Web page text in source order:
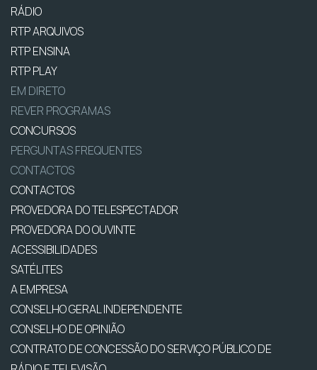
RÁDIO
RTP ARQUIVOS
RTP ENSINA
RTP PLAY
EM DIRETO
REVER PROGRAMAS
CONCURSOS
PERGUNTAS FREQUENTES
CONTACTOS
CONTACTOS
PROVEDORA DO TELESPECTADOR
PROVEDORA DO OUVINTE
ACESSIBILIDADES
SATÉLITES
A EMPRESA
CONSELHO GERAL INDEPENDENTE
CONSELHO DE OPINIÃO
CONTRATO DE CONCESSÃO DO SERVIÇO PÚBLICO DE